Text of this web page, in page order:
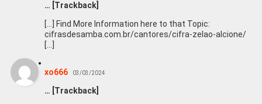
… [Trackback]
[…] Find More Information here to that Topic:
cifrasdesamba.com.br/cantores/cifra-zelao-alcione/
[…]
xo666 03/03/2024
… [Trackback]